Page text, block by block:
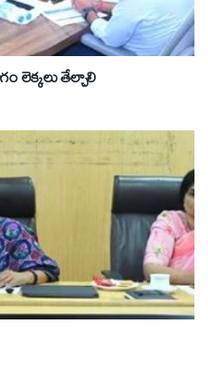
లెక్కలు తేల్చాలి